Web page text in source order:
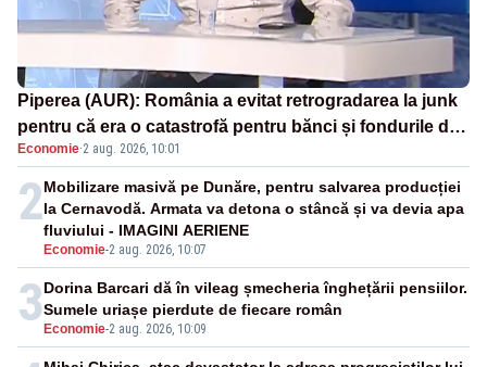
Piperea (AUR): România a evitat retrogradarea la junk
pentru că era o catastrofă pentru bănci și fondurile de
pensii
Economie·2 aug. 2026, 10:01
2
Economie-2 aug. 2026, 10:07
Mobilizare masivă pe Dunăre, pentru salvarea producției
la Cernavodă. Armata va detona o stâncă și va devia apa
fluviului - IMAGINI AERIENE
3 Economie-2 aug. 2026, 10:09
Dorina Barcari dă în vileag șmecheria înghețării pensiilor.
Sumele uriașe pierdute de fiecare român